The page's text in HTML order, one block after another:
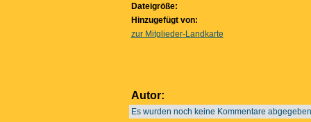
Dateigröße:
Hinzugefügt von:
zur Mitglieder-Landkarte
Autor:
Es wurden noch keine Kommentare